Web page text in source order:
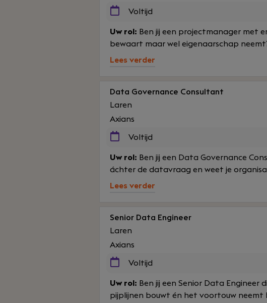
Voltijd
Uw rol: Ben jij een projectmanager met
bewaart maar wel eigenaarschap
Lees verder
Data Governance Consultant
Laren
Axians
Voltijd
Uw rol: Ben jij een Data Governance
áchter de datavraag en weet je
Lees verder
Senior Data Engineer
Laren
Axians
Voltijd
Uw rol: Ben jij een Senior Data
pijplijnen bouwt én het voortouw neemt